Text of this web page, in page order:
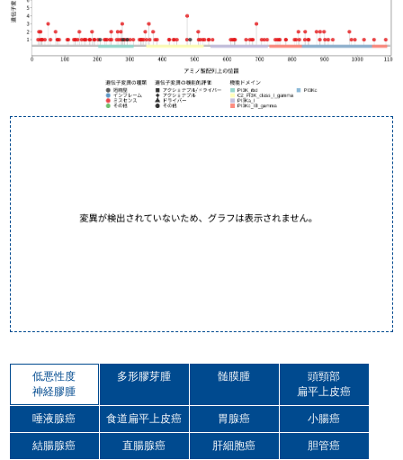
低悪性度
神経膠腫
多形膠芽腫 髄膜腫
頭頸部
扁平上皮癌
唾液腺癌 食道扁平上皮癌 胃腺癌 小腸癌
結腸腺癌 直腸腺癌 肝細胞癌 胆管癌